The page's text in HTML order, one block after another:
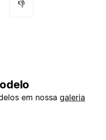
👎
em nossa galeria